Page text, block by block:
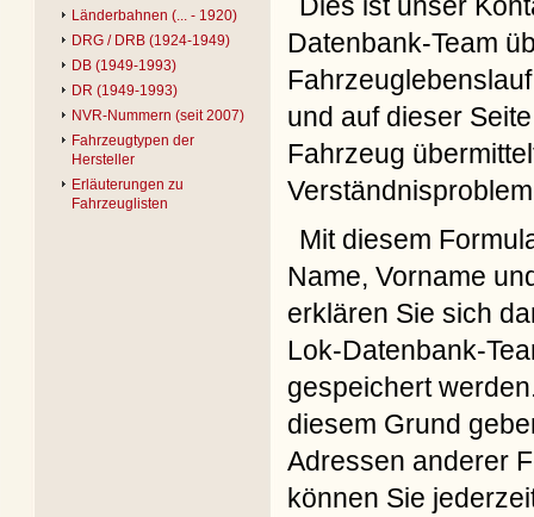
Länderbahnen (... - 1920)
DRG / DRB (1924-1949)
DB (1949-1993)
DR (1949-1993)
NVR-Nummern (seit 2007)
Fahrzeugtypen der
Hersteller
Erläuterungen zu
Fahrzeuglisten
Datenbank-Team
und auf dieser
Fahrzeug
Mit diesem
Name, Vorname
erklären Sie sich
Lok-Datenbank-
gespeichert
diesem Grund
Adressen anderer
können Sie